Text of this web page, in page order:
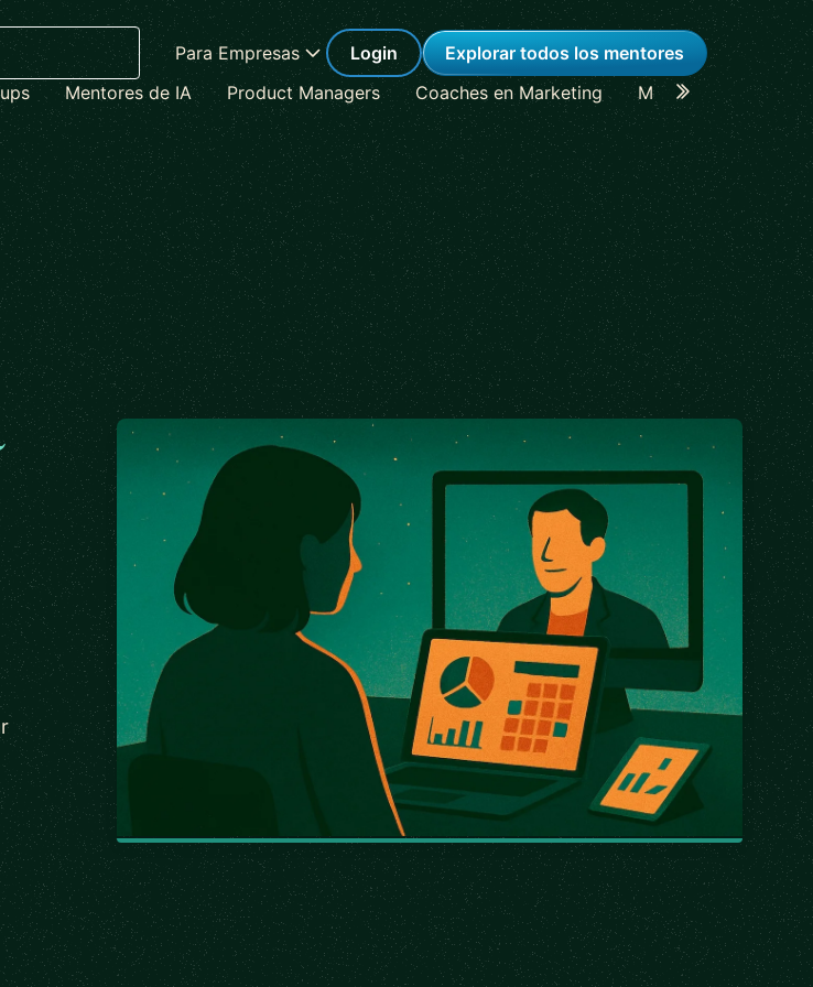
Para Empresas Login
Explorar todos los mentores
Mentores de IA Product Managers Coaches en Marketing Mentores en